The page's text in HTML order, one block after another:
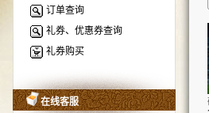
订单查询
礼券、优惠券查询
礼券购买
在线客服